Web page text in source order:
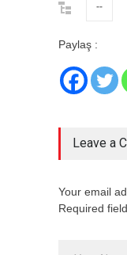
--
Paylaş :
Leave a
Your email
Required